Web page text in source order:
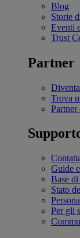
Blog
Storie
Eventi
Trust
Partner
Trova
Partner
Guide
Base di
Stato
Per gli